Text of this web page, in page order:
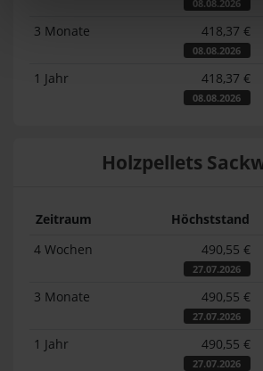
08.08.2026
3 Monate 418,37 €
08.08.2026
1 Jahr 418,37 €
08.08.2026
Holzpellets
Zeitraum Höchststand
4 Wochen
490,55 €
27.07.2026
3 Monate 490,55 €
27.07.2026
1 Jahr 490,55 €
27.07.2026